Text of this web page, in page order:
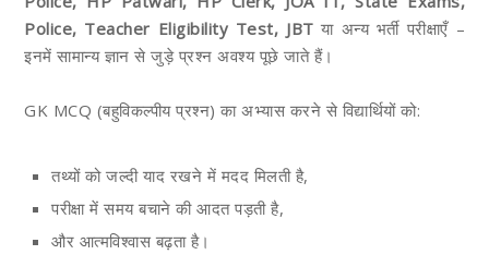
Police, Teacher Eligibility Test, JBT या अन्य भर्ती परीक्षाएँ –
इनमें सामान्य ज्ञान से जुड़े प्रश्न अवश्य पूछे जाते हैं।
GK MCQ (बहुविकल्पीय प्रश्न) का अभ्यास करने से विद्यार्थियों को:
तथ्यों को जल्दी याद रखने में मदद मिलती है,
परीक्षा में समय बचाने की आदत पड़ती है,
और आत्मविश्वास बढ़ता है।